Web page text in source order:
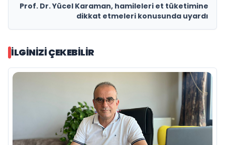
Prof. Dr. Yücel Karaman, hamileleri et tüketimine
dikkat etmeleri konusunda uyardı
İLGINIZI ÇEKEBILIR